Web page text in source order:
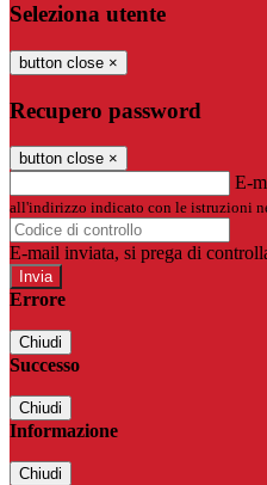
Seleziona utente
button close ×
Recupero password
button close ×
E-
all'indirizzo indicato con le istruzioni
E-mail inviata, si prega di
Errore
Chiudi
Successo
Chiudi
Informazione
Chiudi